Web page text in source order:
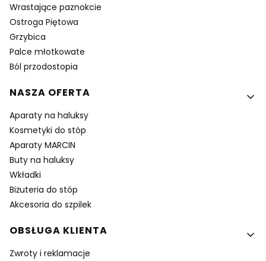
Wrastające paznokcie
Ostroga Piętowa
Grzybica
Palce młotkowate
Ból przodostopia
NASZA OFERTA
Aparaty na haluksy
Kosmetyki do stóp
Aparaty MARCIN
Buty na haluksy
Wkładki
Biżuteria do stóp
Akcesoria do szpilek
OBSŁUGA KLIENTA
Zwroty i reklamacje